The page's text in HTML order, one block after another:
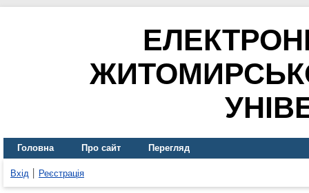
Головна Про сайт Перегляд
Вхід Реєстрація